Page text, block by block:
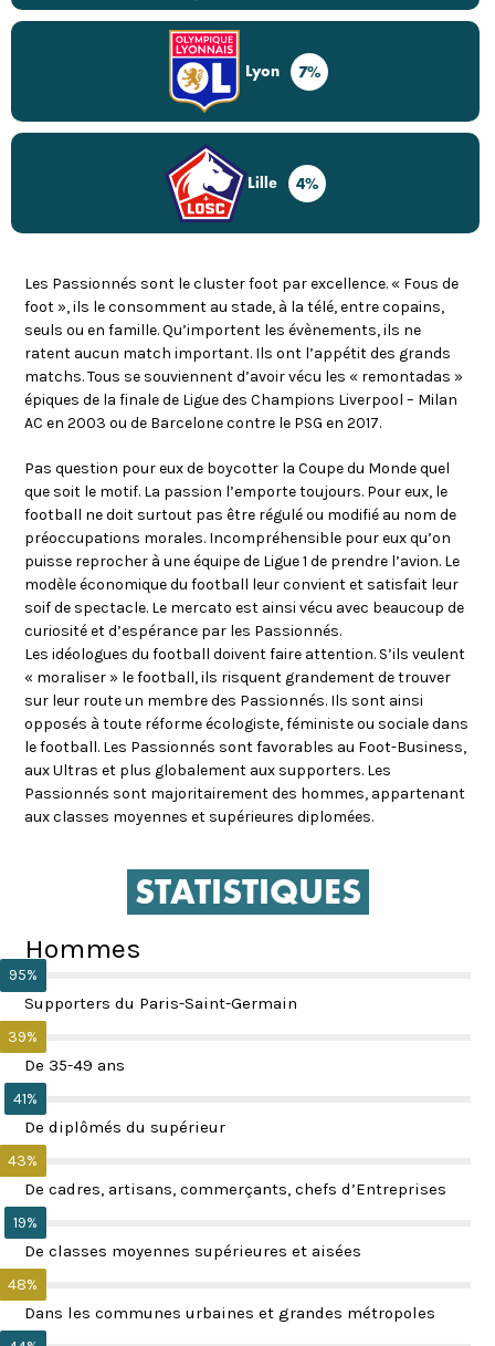
Lyon 7%
Lille 4%
Les Passionnés sont le cluster foot par excellence. « Fous de
foot », ils le consomment au stade, à la télé, entre copains,
seuls ou en famille. Qu’importent les évènements, ils ne
ratent aucun match important. Ils ont l’appétit des grands
matchs. Tous se souviennent d’avoir vécu les « remontadas »
épiques de la finale de Ligue des Champions Liverpool – Milan
AC en 2003 ou de Barcelone contre le PSG en 2017.
Pas question pour eux de boycotter la Coupe du Monde quel
que soit le motif. La passion l’emporte toujours. Pour eux, le
football ne doit surtout pas être régulé ou modifié au nom de
préoccupations morales. Incompréhensible pour eux qu’on
puisse reprocher à une équipe de Ligue 1 de prendre l’avion. Le
modèle économique du football leur convient et satisfait leur
soif de spectacle. Le mercato est ainsi vécu avec beaucoup de
curiosité et d’espérance par les Passionnés.
Les idéologues du football doivent faire attention. S’ils veulent
« moraliser » le football, ils risquent grandement de trouver
sur leur route un membre des Passionnés. Ils sont ainsi
opposés à toute réforme écologiste, féministe ou sociale dans
le football. Les Passionnés sont favorables au Foot-Business,
aux Ultras et plus globalement aux supporters. Les
Passionnés sont majoritairementdes hommes, appartenant
aux classes moyennes et supérieures diplomées.
STATISTIQUES
95%
Hommes
39%
Supporters du Paris-Saint-Germain
41%
De 35-49 ans
43%
De diplômés du supérieur
19%
De cadres, artisans, commerçants, chefs d’Entreprises
48%
De classes moyennes supérieures et aisées
Dans les communes urbaines et grandes métropoles